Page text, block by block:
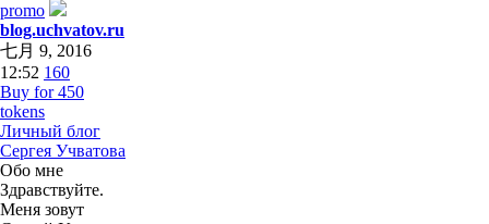
promo
blog.uchvatov.ru
七月 9, 2016
12:52 160
Buy for 450
tokens
Личный блог
Сергея Учватова
Обо мне
Здравствуйте.
Меня зовут